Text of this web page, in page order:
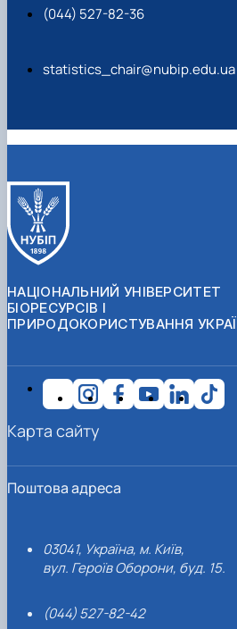
(044) 527-82-36
statistics_chair@nubip.edu.ua
НАЦІОНАЛЬНИЙ УНІВЕРСИТЕТ
БІОРЕСУРСІВ І
ПРИРОДОКОРИСТУВАННЯ
Поштова адреса
03041, Україна, м. Київ,
вул. Героїв Оборони, буд. 15.
(044) 527-82-42
Карта сайту